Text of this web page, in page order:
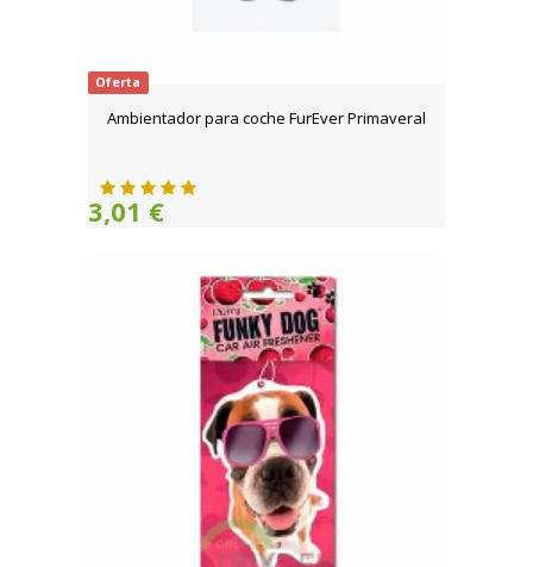
Oferta
Ambientador para coche FurEver Primaveral
3,01 €